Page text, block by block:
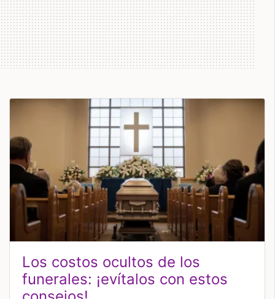
los costos ocultos de los
funerales: ¡evítalos con estos